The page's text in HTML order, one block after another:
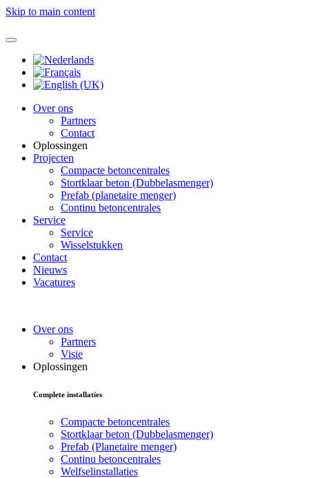
Skip to main content
Over ons
Partners
Contact
Oplossingen
Projecten
Compacte betoncentrales
Stortklaar beton (Dubbelasmenger)
Prefab (planetaire menger)
Continu betoncentrales
Service
Service
Wisselstukken
Contact
Nieuws
Vacatures
Over ons
Partners
Visie
Oplossingen
Complete installaties
Compacte betoncentrales
Stortklaar beton (Dubbelasmenger)
Prefab (Planetaire menger)
Continu betoncentrales
Welfselinstallaties